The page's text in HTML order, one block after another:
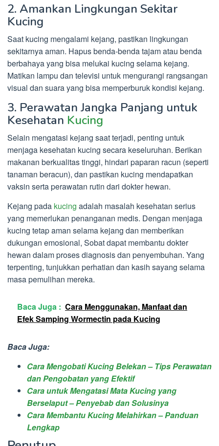
2. Amankan Lingkungan Sekitar
Kucing
Saat kucing mengalami kejang, pastikan lingkungan
sekitarnya aman. Hapus benda-benda tajam atau benda
berbahaya yang bisa melukai kucing selama kejang.
Matikan lampu dan televisi untuk mengurangi rangsangan
visual dan suara yang bisa memperburuk kondisi kejang.
3. Perawatan Jangka Panjang untuk
Kesehatan Kucing
Selain mengatasi kejang saat terjadi, penting untuk
menjaga kesehatan kucing secara keseluruhan. Berikan
makanan berkualitas tinggi, hindari paparan racun (seperti
tanaman beracun), dan pastikan kucing mendapatkan
vaksin serta perawatan rutin dari dokter hewan.
Kejang pada kucing adalah masalah kesehatan serius
yang memerlukan penanganan medis. Dengan menjaga
kucing tetap aman selama kejang dan memberikan
dukungan emosional, Sobat dapat membantu dokter
hewan dalam proses diagnosis dan penyembuhan. Yang
terpenting, tunjukkan perhatian dan kasih sayang selama
masa pemulihan mereka.
Baca Juga : Cara Menggunakan, Manfaat dan
Efek Samping Wormectin pada Kucing
Baca Juga:
Cara Mengobati Kucing Belekan – Tips Perawatan
dan Pengobatan yang Efektif
Cara untuk Mengatasi Mata Kucing yang
Berselaput – Penyebab dan Solusinya
Cara Membantu Kucing Melahirkan – Panduan
Lengkap